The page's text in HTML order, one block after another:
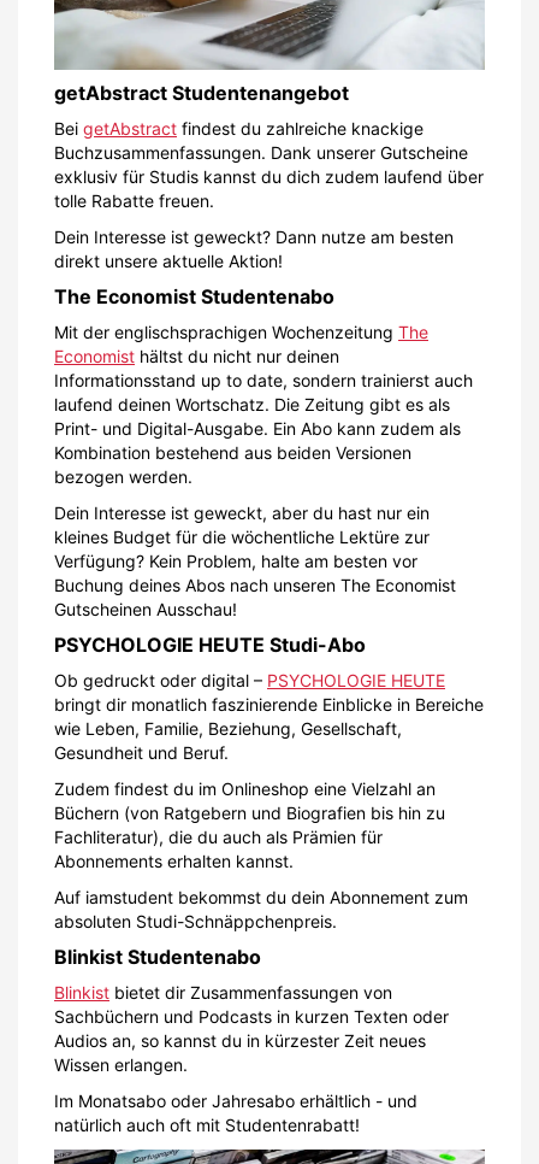
getAbstract Studentenangebot
Bei getAbstract findest du zahlreiche knackige
Buchzusammenfassungen. Dank unserer Gutscheine
exklusiv für Studis kannst du dich zudem laufend über
tolle Rabatte freuen.
Dein Interesse ist geweckt? Dann nutze am besten
direkt unsere aktuelle Aktion!
The Economist Studentenabo
Mit der englischsprachigen Wochenzeitung The
Economist hältst du nicht nur deinen
Informationsstand up to date, sondern trainierst auch
laufend deinen Wortschatz. Die Zeitung gibt es als
Print- und Digital-Ausgabe. Ein Abo kann zudem als
Kombination bestehend aus beiden Versionen
bezogen werden.
Dein Interesse ist geweckt, aber du hast nur ein
kleines Budget für die wöchentliche Lektüre zur
Verfügung? Kein Problem, halte am besten vor
Buchung deines Abos nach unseren The Economist
Gutscheinen Ausschau!
PSYCHOLOGIE HEUTE Studi-Abo
Ob gedruckt oder digital – PSYCHOLOGIE HEUTE
bringt dir monatlich faszinierende Einblicke in Bereiche
wie Leben, Familie, Beziehung, Gesellschaft,
Gesundheit und Beruf.
Zudem findest du im Onlineshop eine Vielzahl an
Büchern (von Ratgebern und Biografien bis hin zu
Fachliteratur), die du auch als Prämien für
Abonnements erhalten kannst.
Auf iamstudent bekommst du dein Abonnement zum
absoluten Studi-Schnäppchenpreis.
Blinkist Studentenabo
Blinkist bietet dir Zusammenfassungen von
Sachbüchern und Podcasts in kurzen Texten oder
Audios an, so kannst du in kürzester Zeit neues
Wissen erlangen.
Im Monatsabo oder Jahresabo erhältlich - und
natürlich auch oft mit Studentenrabatt!